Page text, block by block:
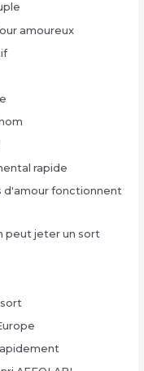
amoureux
rapide
d'amour fonctionnent
peut jeter un sort